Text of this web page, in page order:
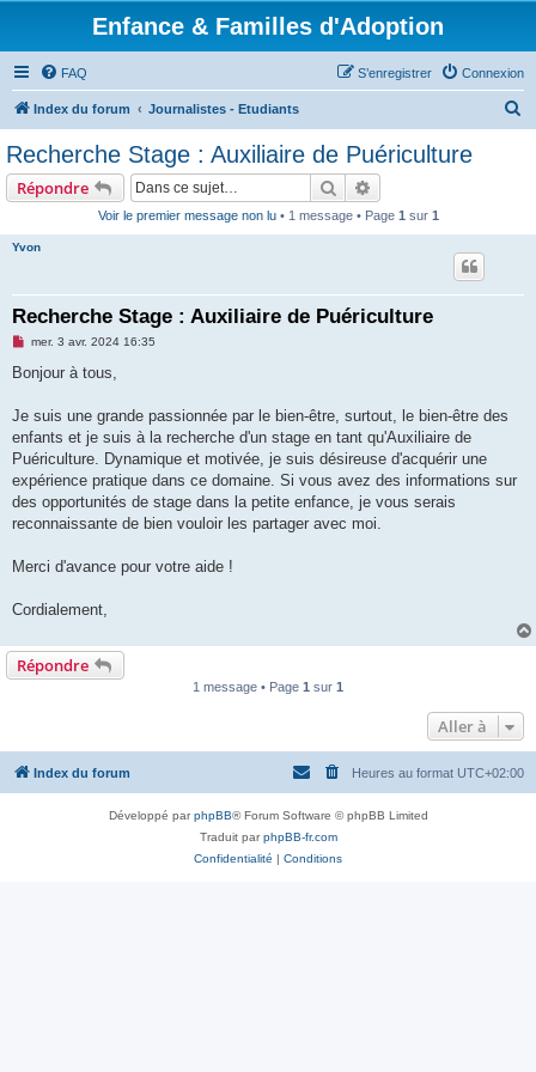
Enfance & Familles d'Adoption
FAQ Connexion
S’enregistrer
Index du forum Journalistes - Etudiants
Recherche Stage : Auxiliaire de Puériculture
Répondre Rechercher
Voir le premier message non lu• 1 message • Page 1 sur 1
Yvon
Recherche Stage : Auxiliaire de Puériculture
M
s
g
n
o
l
u
mer. 3 avr. 2024 16:35
Bonjour à tous,
Je suis une grande passionnée par le bien-être, surtout, le bien-être des
enfants et je suis à la recherche d'un stage en tant qu'Auxiliaire de
Puériculture. Dynamique et motivée, je suis désireuse d'acquérir une
expérience pratique dans ce domaine. Si vous avez des informations sur
des opportunités de stage dans la petite enfance, je vous serais
reconnaissante de bien vouloir les partager avec moi.
Merci d'avance pour votre aide !
Cordialement,
Répondre
1 message • Page 1 sur 1
Aller à
Index du forum Heures au format UTC+02:00
Développé parphpBB® Forum Software © phpBB Limited
Traduit parphpBB-fr.com
Confidentialité | Conditions